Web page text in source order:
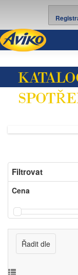
Filtrovat
Cena
Řadit dle